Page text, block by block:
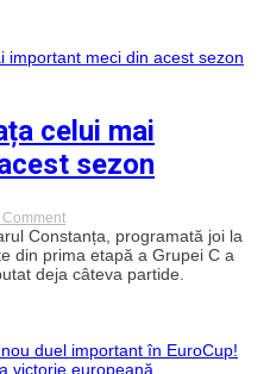
Napoca
Venezia!
Alb-
negrii
și-
a
treia
victorie
europeană
celui mai
sezon
Commenton
Sănătatea
Cluj,
în
fața
meci
din
Constanța, programată joi la
din prima etapă a Grupei C a
deja câteva partide.